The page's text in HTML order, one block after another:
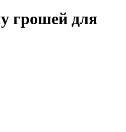
грошей для